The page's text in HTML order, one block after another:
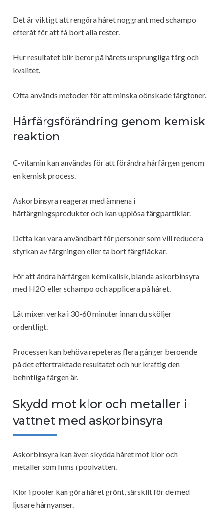
Det är viktigt att rengöra håret noggrant med schampo
efteråt för att få bort alla rester.
Hur resultatet blir beror på hårets ursprungliga färg och
kvalitet.
Ofta används metoden för att minska oönskade färgtoner.
Hårfärgsförändring genom kemisk
reaktion
C-vitamin kan användas för att förändra hårfärgen genom
en kemisk process.
Askorbinsyra reagerar med ämnena i
hårfärgningsprodukter och kan upplösa färgpartiklar.
Detta kan vara användbart för personer som vill reducera
styrkan av färgningen eller ta bort färgfläckar.
För att ändra hårfärgen kemikalisk, blanda askorbinsyra
med H2O eller schampo och applicera på håret.
Låt mixen verka i 30-60 minuter innan du sköljer
ordentligt.
Processen kan behöva repeteras flera gånger beroende
på det eftertraktade resultatet och hur kraftig den
befintliga färgen är.
Skydd mot klor och metaller i
vattnet med askorbinsyra
Askorbinsyra kan även skydda håret mot klor och
metaller som finns i poolvatten.
Klor i pooler kan göra håret grönt, särskilt för de med
ljusare hårnyanser.